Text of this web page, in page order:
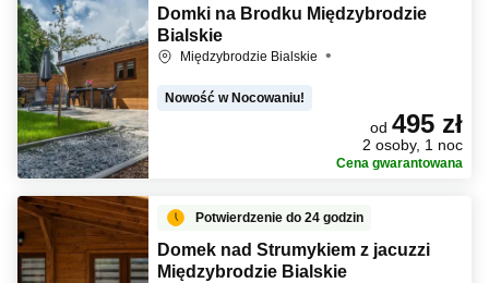
Domki na Brodku Międzybrodzie
Bialskie
Międzybrodzie Bialskie
Nowość w Nocowaniu!
od 495 zł
2 osoby, 1 noc
Cena gwarantowana
Potwierdzenie do 24 godzin
Domek nad Strumykiem z jacuzzi
Międzybrodzie Bialskie